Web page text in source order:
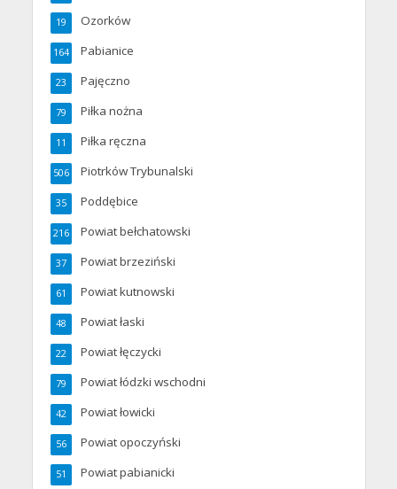
Ozorków
19
Pabianice
164
Pajęczno
23
Piłka nożna
79
Piłka ręczna
11
Piotrków Trybunalski
506
Poddębice
35
Powiat bełchatowski
216
Powiat brzeziński
37
Powiat kutnowski
61
Powiat łaski
48
Powiat łęczycki
22
Powiat łódzki wschodni
79
Powiat łowicki
42
Powiat opoczyński
56
Powiat pabianicki
51